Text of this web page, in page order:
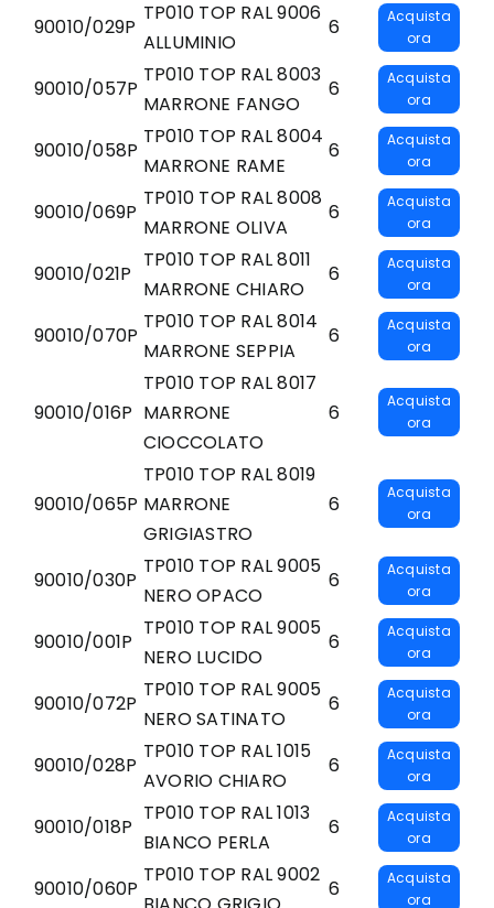
90010/029P
TP010 TOP RAL 9006
ALLUMINIO
6
Acquista
ora
90010/057P
TP010 TOP RAL 8003
MARRONE FANGO
6
Acquista
ora
90010/058P
TP010 TOP RAL 8004
MARRONE RAME
6
Acquista
ora
90010/069P
TP010 TOP RAL 8008
MARRONE OLIVA
6
Acquista
ora
90010/021P
TP010 TOP RAL 8011
MARRONE CHIARO
6
Acquista
ora
90010/070P
TP010 TOP RAL 8014
MARRONE SEPPIA
6
Acquista
ora
90010/016P
TP010 TOP RAL 8017
MARRONE
CIOCCOLATO
6
Acquista
ora
90010/065P
TP010 TOP RAL 8019
MARRONE
GRIGIASTRO
6
Acquista
ora
90010/030P
TP010 TOP RAL 9005
NERO OPACO
6
Acquista
ora
90010/001P
TP010 TOP RAL 9005
NERO LUCIDO
6
Acquista
ora
90010/072P
TP010 TOP RAL 9005
NERO SATINATO
6
Acquista
ora
90010/028P
TP010 TOP RAL 1015
AVORIO CHIARO
6
Acquista
ora
90010/018P
TP010 TOP RAL 1013
BIANCO PERLA
6
Acquista
ora
90010/060P
TP010 TOP RAL 9002
6
Acquista
ora